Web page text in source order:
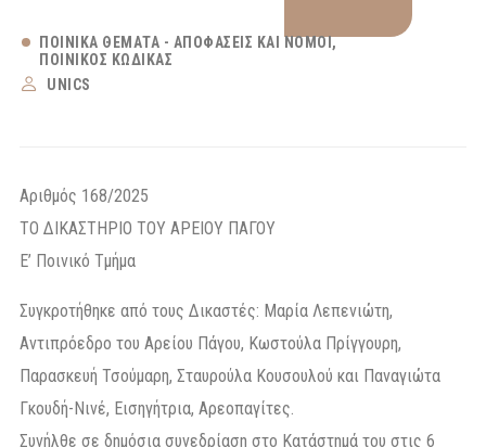
ΠΟΙΝΙΚΆ ΘΈΜΑΤΑ - ΑΠΟΦΆΣΕΙΣ ΚΑΙ ΝΌΜΟΙ
ΠΟΙΝΙΚΌΣ ΚΏΔΙΚΑΣ
UNICS
Αριθμός 168/2025
ΤΟ ΔΙΚΑΣΤΗΡΙΟ ΤΟΥ ΑΡΕΙΟΥ ΠΑΓΟΥ
E’ Ποινικό Τμήμα
Συγκροτήθηκε από τους Δικαστές: Μαρία Λεπενιώτη,
Αντιπρόεδρο του Αρείου Πάγου, Κωστούλα Πρίγγουρη,
Παρασκευή Τσούμαρη, Σταυρούλα Κουσουλού και Παναγιώτα
Γκουδή-Νινέ, Εισηγήτρια, Αρεοπαγίτες.
Συνήλθε σε δημόσια συνεδρίαση στο Κατάστημά του στις 6